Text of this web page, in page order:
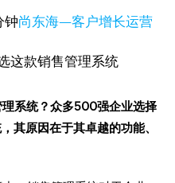
钟尚东海—客户增长运营
系统？众多500强企业选择
其原因在于其卓越的功能、